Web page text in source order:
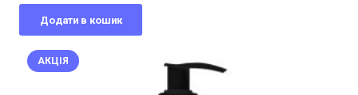
ціна:
320,00 грн..
Додати в кошик
АКЦІЯ